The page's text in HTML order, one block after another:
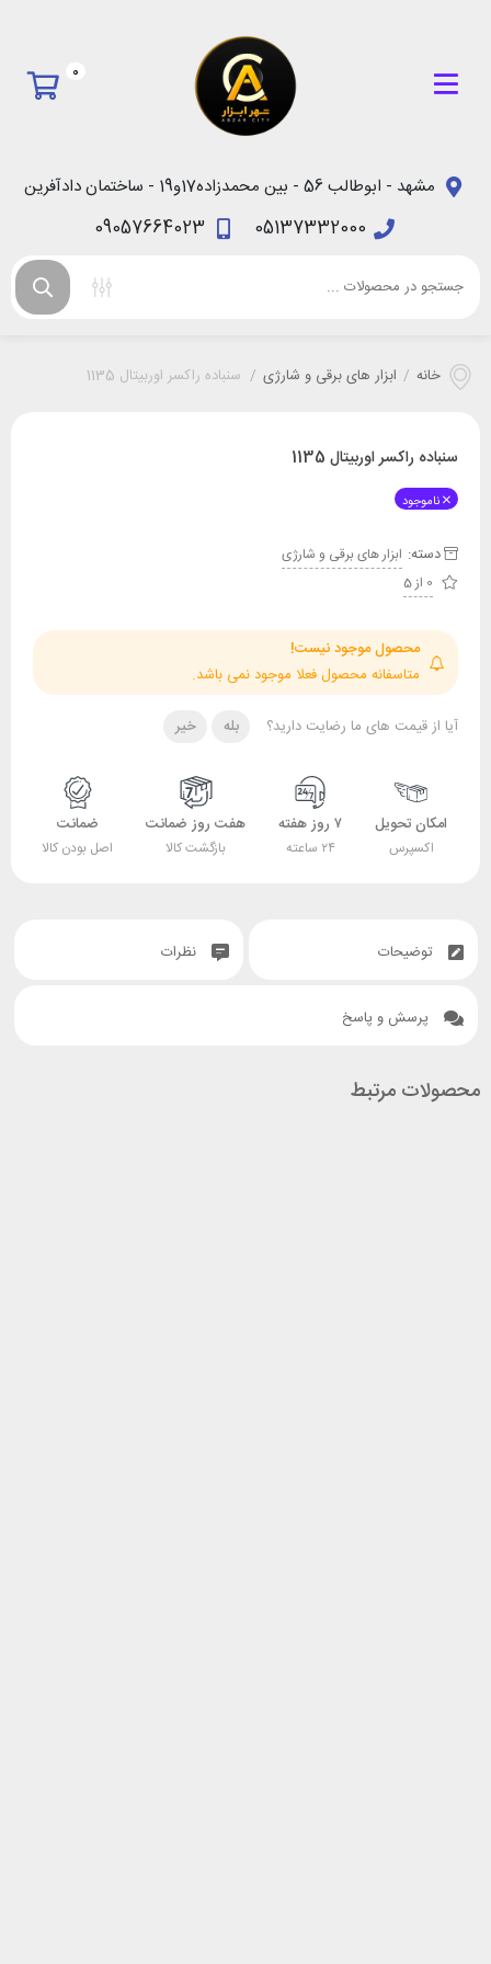
0
مشهد - ابوطالب 56 - بین محمدزاده17و19 - ساختمان دادآفرین
05137332000
09057664023
خانه / ابزار های برقی و شارژی / سنباده راکسر اوربیتال 1135
سنباده راکسر اوربیتال 1135
ناموجود
دسته: ابزار های برقی و شارژی
0 از 5
محصول موجود نیست!
متاسفانه محصول فعلا موجود نمی باشد.
آیا از قیمت های ما رضایت دارید؟ بله خیر
امکان تحویل
اکسپرس
۷ روز هفته
۲۴ ساعته
هفت روز ضمانت
بازگشت کالا
ضمانت
اصل بودن کالا
توضیحات نظرات
پرسش و پاسخ
محصولات مرتبط